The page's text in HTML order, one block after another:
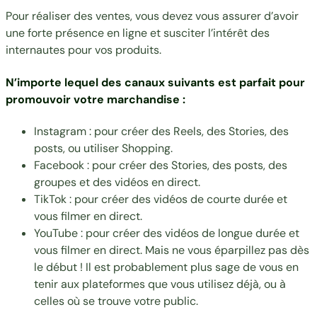
Pour réaliser des ventes, vous devez vous assurer d’avoir
une forte présence en ligne et susciter l’intérêt des
internautes pour vos produits.
N’importe lequel des canaux suivants est parfait pour
promouvoir votre marchandise :
Instagram : pour créer des Reels, des Stories, des
posts, ou utiliser Shopping.
Facebook : pour créer des Stories, des posts, des
groupes et des vidéos en direct.
TikTok : pour créer des vidéos de courte durée et
vous filmer en direct.
YouTube : pour créer des vidéos de longue durée et
vous filmer en direct. Mais ne vous éparpillez pas dès
le début ! Il est probablement plus sage de vous en
tenir aux plateformes que vous utilisez déjà, ou à
celles où se trouve votre public.